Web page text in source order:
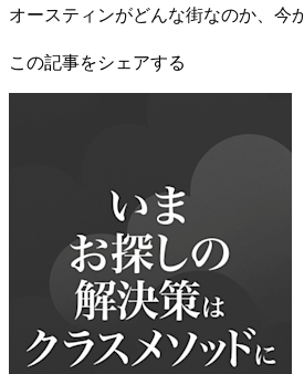
オースティンがどんな街なのか、今
この記事をシェアする